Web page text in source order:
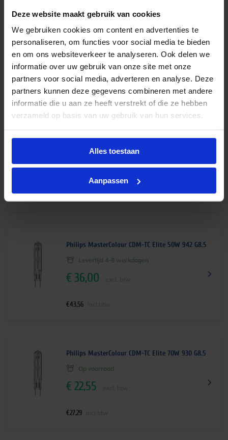
Deze website maakt gebruik van cookies
We gebruiken cookies om content en advertenties te
personaliseren, om functies voor social media te bieden
en om ons websiteverkeer te analyseren. Ook delen we
informatie over uw gebruik van onze site met onze
partners voor social media, adverteren en analyse. Deze
partners kunnen deze gegevens combineren met andere
informatie die u aan ze heeft verstrekt of die ze hebben
verzameld op basis van uw gebruik van hun services.
Alles toestaan
Aanpassen
Philips MasterColour CDM-TC Elite 35W 942 G8.5
Op voorraad
€ 22,55 excl. btw
27,29
Philips MasterColour CDM-TC Elite 50W 930 G8.5
Op voorraad
€22,55
€27,29 incl.btw
Philips MasterColour CDM-TC Elite 50W 942 G8.5
Levertijd 4-6 werkdagen
€36,00
€43,56
Philips MasterColour CDM-TC Elite 70W 930 G8.5
Op voorraad
€22,55
€27,29